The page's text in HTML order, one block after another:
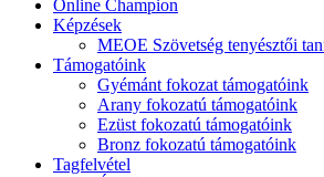
Online Champion
Képzések
MEOE Szövetség tenyésztői
Támogatóink
Gyémánt fokozat támogatóink
Arany fokozatú támogatóink
Ezüst fokozatú támogatóink
Bronz fokozatú támogatóink
Tagfelvétel